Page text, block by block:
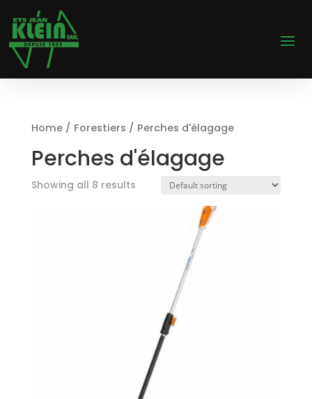
Home/ Forestiers / Perches d'élagage
Perches d'élagage
Showing all 8 results